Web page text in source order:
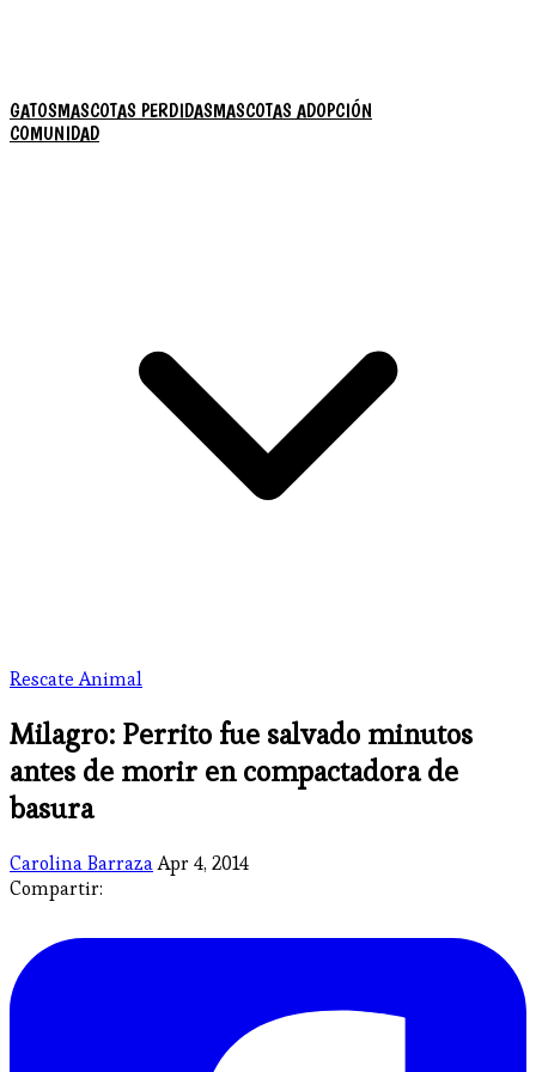
GATOSMASCOTAS PERDIDASMASCOTAS ADOPCIÓN
COMUNIDAD
Rescate Animal
Milagro: Perrito fue salvado minutos
antes de morir en compactadora de
basura
Carolina BarrazaApr 4, 2014
Compartir: